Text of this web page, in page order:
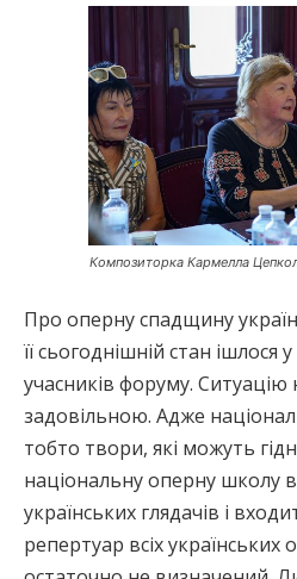
Композиторка Кармелла
Про оперну спадщину
її сьогоднішній стан ішлося
учасників форуму.
задовільною. Адже
тобто твори, які можуть
національну оперну школу
українських глядачів і
репертуар всіх українських